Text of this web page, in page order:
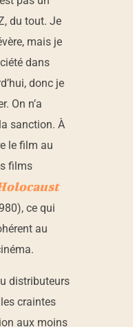
du tout. Je
mais je
dans
donc je
On n’a
sanction. À
le film au
films
ce qui
au
distributeurs
craintes
aux moins